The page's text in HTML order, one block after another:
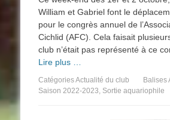
William et Gabriel font le
pour le congrès annuel de
Cichlid (AFC). Cela faisait
club n’était pas représenté à ce
Lire plus …
CatégoriesActualité du club Balises
Saison 2022-2023, Sortie aquariophile